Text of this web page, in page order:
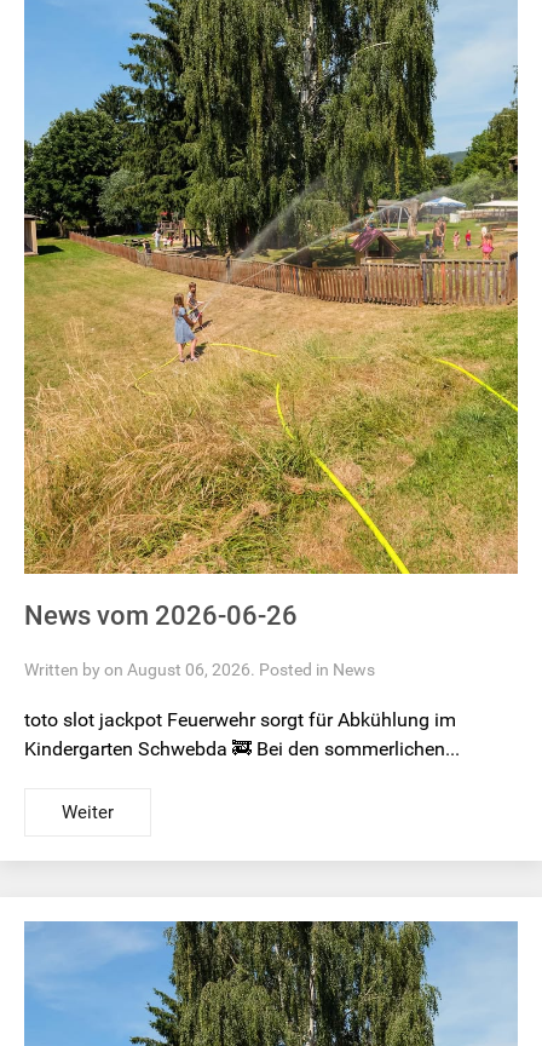
News vom 2026-06-26
Written by on August 06, 2026. Posted in News
toto slot jackpot Feuerwehr sorgt für Abkühlung im
Kindergarten Schwebda 🚒 Bei den sommerlichen...
Weiter